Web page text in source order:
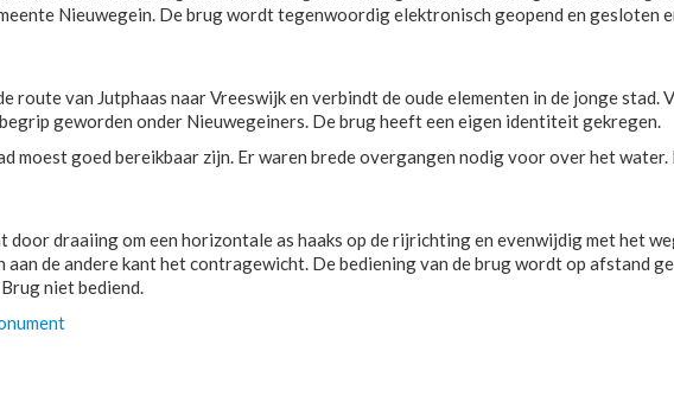
Nieuwegein. De brug wordt tegenwoordig elektronisch geopend en gesloten
van Jutphaas naar Vreeswijk en verbindt de oude elementen in de jonge stad.
geworden onder Nieuwegeiners. De brug heeft een eigen identiteit gekregen.
moest goed bereikbaar zijn. Er waren brede overgangen nodig voor over het
draaiing om een horizontale as haaks op de rijrichting en evenwijdig met het
de andere kant het contragewicht. De bediening van de brug wordt op afstand
niet bediend.